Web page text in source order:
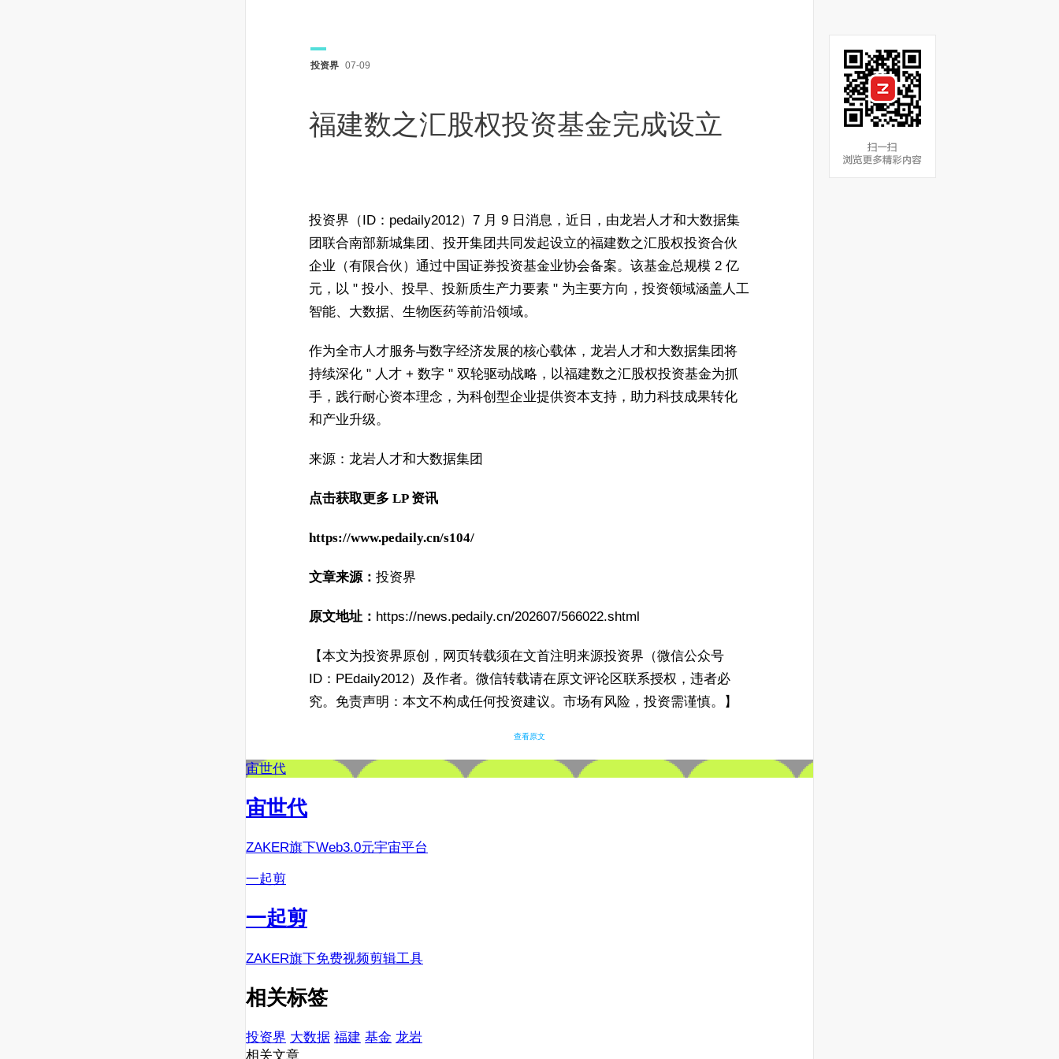
投资界 07-09
福建数之汇股权投资基金完成设立
投资界（ID：pedaily2012）7 月 9 日消息，近日，由龙岩人才和大数据集
团联合南部新城集团、投开集团共同发起设立的福建数之汇股权投资合伙
企业（有限合伙）通过中国证券投资基金业协会备案。该基金总规模 2 亿
元，以 " 投小、投早、投新质生产力要素 " 为主要方向，投资领域涵盖人工
智能、大数据、生物医药等前沿领域。
作为全市人才服务与数字经济发展的核心载体，龙岩人才和大数据集团将
持续深化 " 人才 + 数字 " 双轮驱动战略，以福建数之汇股权投资基金为抓
手，践行耐心资本理念，为科创型企业提供资本支持，助力科技成果转化
和产业升级。
来源：龙岩人才和大数据集团
点击获取更多 LP 资讯
https://www.pedaily.cn/s104/
文章来源： 投资界
原文地址： https://news.pedaily.cn/202607/566022.shtml
【本文为投资界原创，网页转载须在文首注明来源投资界（微信公众号
ID：PEdaily2012）及作者。微信转载请在原文评论区联系授权，违者必
究。免责声明：本文不构成任何投资建议。市场有风险，投资需谨慎。】
查看原文
宙世代
宙世代
ZAKER旗下Web3.0元宇宙平台
一起剪
一起剪
ZAKER旗下免费视频剪辑工具
相关标签
投资界 大数据 福建 基金 龙岩
相关文章